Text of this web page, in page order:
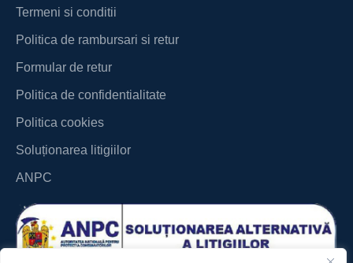
Termeni si conditii
Politica de rambursari si retur
Formular de retur
Politica de confidentialitate
Politica cookies
Soluționarea litigiilor
ANPC